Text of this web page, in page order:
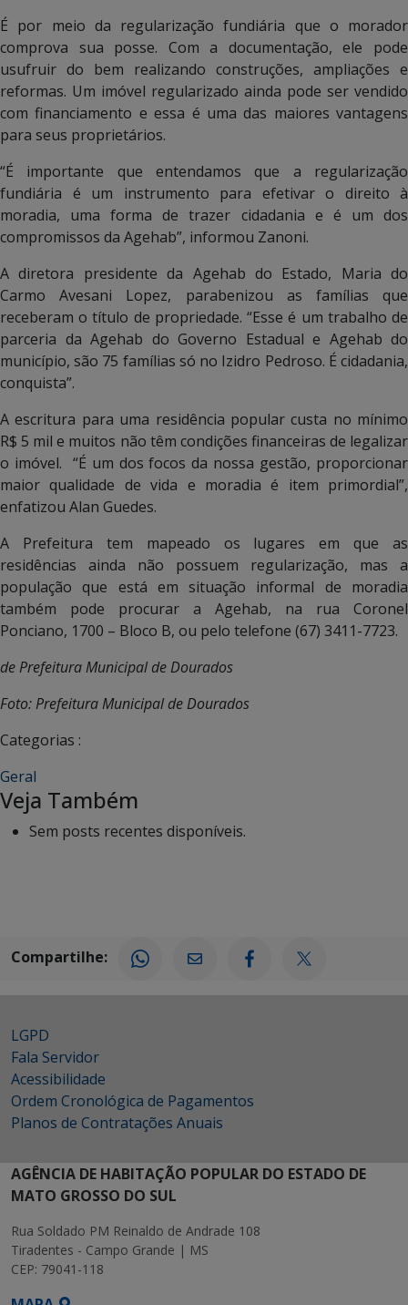
É por meio da regularização fundiária que o morador
comprova sua posse. Com a documentação, ele pode
usufruir do bem realizando construções, ampliações e
reformas. Um imóvel regularizado ainda pode ser vendido
com financiamento e essa é uma das maiores vantagens
para seus proprietários.
“É importante que entendamos que a regularização
fundiária é um instrumento para efetivar o direito à
moradia, uma forma de trazer cidadania e é um dos
compromissos da Agehab”, informou Zanoni.
A diretora presidente da Agehab do Estado, Maria do
Carmo Avesani Lopez, parabenizou as famílias que
receberam o título de propriedade. “Esse é um trabalho de
parceria da Agehab do Governo Estadual e Agehab do
município, são 75 famílias só no Izidro Pedroso. É cidadania,
conquista”.
A escritura para uma residência popular custa no mínimo
R$ 5 mil e muitos não têm condições financeiras de legalizar
o imóvel. “É um dos focos da nossa gestão, proporcionar
maior qualidade de vida e moradia é item primordial”,
enfatizou Alan Guedes.
A Prefeitura tem mapeado os lugares em que as
residências ainda não possuem regularização, mas a
população que está em situação informal de moradia
também pode procurar a Agehab, na rua Coronel
Ponciano, 1700 – Bloco B, ou pelo telefone (67) 3411-7723.
de Prefeitura Municipal de Dourados
Foto: Prefeitura Municipal de Dourados
Categorias :
Geral
Veja Também
Sem posts recentes disponíveis.
Compartilhe:
LGPD
Fala Servidor
Acessibilidade
Ordem Cronológica de Pagamentos
Planos de Contratações Anuais
AGÊNCIA DE HABITAÇÃO POPULAR DO ESTADO DE
MATO GROSSO DO SUL
Rua Soldado PM Reinaldo de Andrade 108
Tiradentes - Campo Grande | MS
CEP: 79041-118